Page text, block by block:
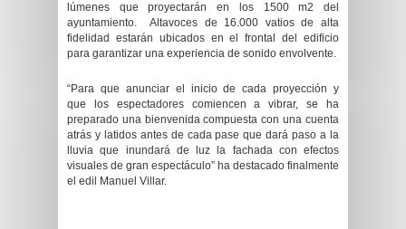
lúmenes que proyectarán en los 1500 m2 del
ayuntamiento. Altavoces de 16.000 vatios de alta
fidelidad estarán ubicados en el frontal del edificio
para garantizar una experiencia de sonido envolvente.
“Para que anunciar el inicio de cada proyección y
que los espectadores comiencen a vibrar, se ha
preparado una bienvenida compuesta con una cuenta
atrás y latidos antes de cada pase que dará paso a la
lluvia que inundará de luz la fachada con efectos
visuales de gran espectáculo” ha destacado finalmente
el edil Manuel Villar.